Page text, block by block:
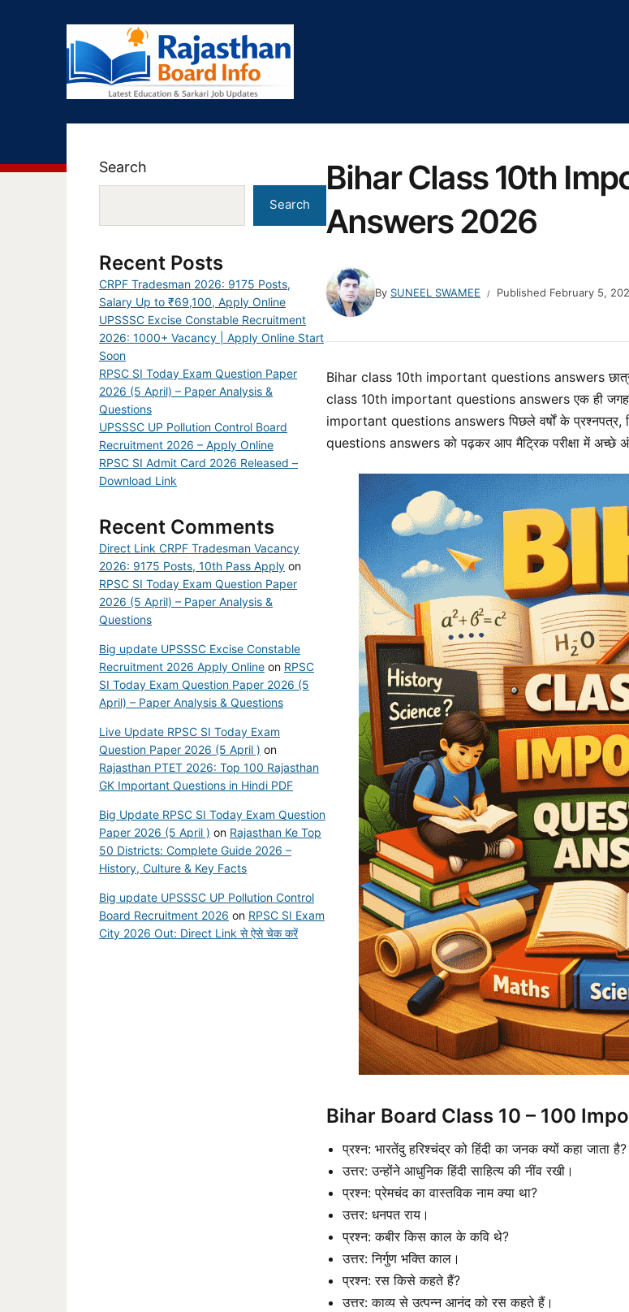
Bihar Class 10th
Answers 2026
By SUNEEL SWAMEE Published February 5,
Bihar class 10th important questions answers छात्रों
class 10th important questions answers एक ही जगह
important questions answers पिछले वर्षों के
questions answers को पढ़कर आप मैट्रिक परीक्षा में अच्छे
Bihar Board Class 10 – 100
प्रश्न: भारतेंदु हरिश्चंद्र को हिंदी का जनक क्यों कहा जाता है?
उत्तर: उन्होंने आधुनिक हिंदी साहित्य की नींव रखी।
प्रश्न: प्रेमचंद का वास्तविक नाम क्या था?
उत्तर: धनपत राय।
प्रश्न: कबीर किस काल के कवि थे?
उत्तर: निर्गुण भक्ति काल।
प्रश्न: रस किसे कहते हैं?
उत्तर: काव्य से उत्पन्न आनंद को रस कहते हैं।
Search
Search
Recent Posts
CRPF Tradesman 2026: 9175 Posts,
Salary Up to ₹69,100, Apply Online
UPSSSC Excise Constable Recruitment
2026: 1000+ Vacancy | Apply Online Start
Soon
RPSC SI Today Exam Question Paper
2026 (5 April) – Paper Analysis &
Questions
UPSSSC UP Pollution Control Board
Recruitment 2026 – Apply Online
RPSC SI Admit Card 2026 Released –
Download Link
Recent Comments
Direct Link CRPF Tradesman Vacancy
2026: 9175 Posts, 10th Pass Apply on
RPSC SI Today Exam Question Paper
2026 (5 April) – Paper Analysis &
Questions
Big update UPSSSC Excise Constable
Recruitment 2026 Apply Online on RPSC
SI Today Exam Question Paper 2026 (5
April) – Paper Analysis & Questions
Live Update RPSC SI Today Exam
Question Paper 2026 (5 April ) on
Rajasthan PTET 2026: Top 100 Rajasthan
GK Important Questions in Hindi PDF
Big Update RPSC SI Today Exam Question
Paper 2026 (5 April ) on Rajasthan Ke Top
50 Districts: Complete Guide 2026 –
History, Culture & Key Facts
Big update UPSSSC UP Pollution Control
Board Recruitment 2026 on RPSC SI Exam
City 2026 Out: Direct Link से ऐसे चेक करें